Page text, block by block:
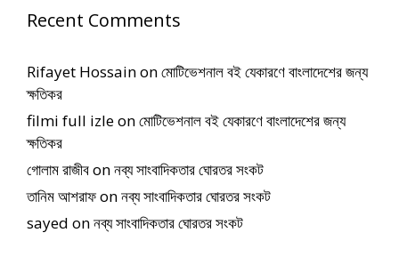
Recent Comments
Rifayet Hossainonমোটিভেশনাল বই যেকারণে বাংলাদেশের জন্য
ক্ষতিকর
filmi full izleonমোটিভেশনাল বই যেকারণে বাংলাদেশের জন্য
ক্ষতিকর
গোলাম রাজীবonনব্য সাংবাদিকতার ঘোরতর সংকট
তানিম আশরাফonনব্য সাংবাদিকতার ঘোরতর সংকট
sayed onনব্য সাংবাদিকতার ঘোরতর সংকট